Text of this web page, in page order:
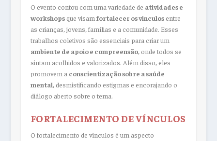
O evento contou com uma variedade de atividades e
workshopsque visam fortalecer os vínculosentre
as crianças, jovens, famílias e a comunidade. Esses
trabalhos coletivos são essenciais para criar um
ambiente de apoio e compreensão, onde todos se
sintam acolhidos e valorizados. Além disso, eles
promovem a conscientização sobre a saúde
mental, desmistificando estigmas e encorajando o
diálogo aberto sobre o tema.
FORTALECIMENTO DE VÍNCULOS
O fortalecimento de vínculos é um aspecto